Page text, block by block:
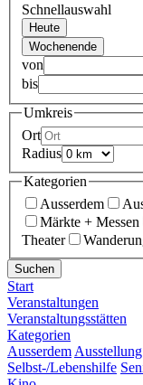
Schnellauswahl
Heute
Wochenende
von
bis
Umkreis
Ort
Radius
Kategorien
Ausserdem
Märkte + Messen
Theater
Suchen
Start
Veranstaltungen
Veranstaltungsstätten
Kategorien
Ausserdem Ausstellung
Selbst-/Lebenshilfe